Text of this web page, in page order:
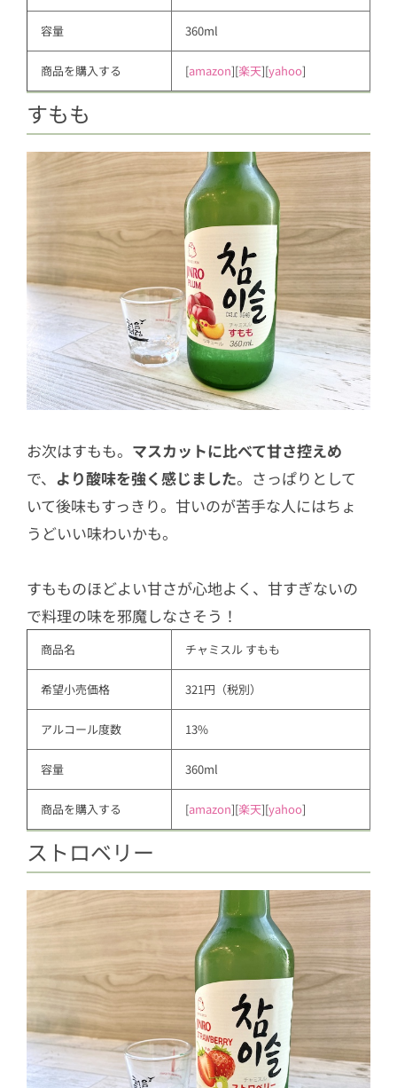
容量 360ml
商品を購入する [amazon][楽天][yahoo]
すもも
お次はすもも。 マスカットに比べて甘さ控えめ
で、 より酸味を強く感じました。さっぱりとして
いて後味もすっきり。甘いのが苦手な人にはちょ
うどいい味わいかも。
すもものほどよい甘さが心地よく、甘すぎないの
で料理の味を邪魔しなさそう！
商品名 チャミスル すもも
希望小売価格 321円（税別）
アルコール度数 13%
容量 360ml
商品を購入する [amazon][楽天][yahoo]
ストロベリー